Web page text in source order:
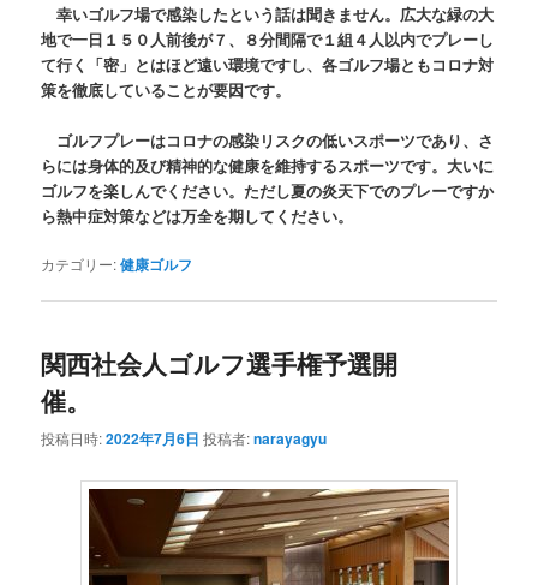
幸いゴルフ場で感染したという話は聞きません。広大な緑の大
地で一日１５０人前後が７、８分間隔で１組４人以内でプレーし
て行く「密」とはほど遠い環境ですし、各ゴルフ場ともコロナ対
策を徹底していることが要因です。
ゴルフプレーはコロナの感染リスクの低いスポーツであり、さ
らには身体的及び精神的な健康を維持するスポーツです。大いに
ゴルフを楽しんでください。ただし夏の炎天下でのプレーですか
ら熱中症対策などは万全を期してください。
カテゴリー:健康ゴルフ
関西社会人ゴルフ選手権予選開
催。
投稿日時:2022年7月6日 投稿者:narayagyu